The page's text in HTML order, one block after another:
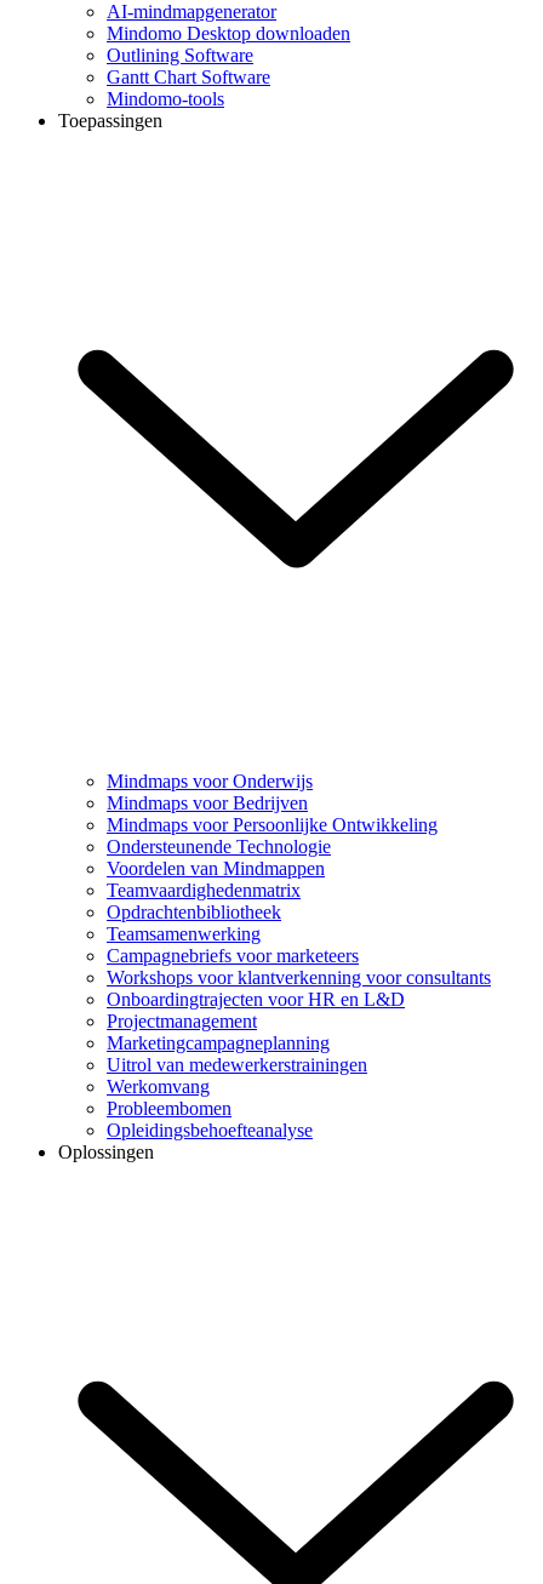
AI-mindmapgenerator
Mindomo Desktop downloaden
Outlining Software
Gantt Chart Software
Mindomo-tools
Toepassingen
Mindmaps voor Onderwijs
Mindmaps voor Bedrijven
Mindmaps voor Persoonlijke Ontwikkeling
Ondersteunende Technologie
Voordelen van Mindmappen
Teamvaardighedenmatrix
Opdrachtenbibliotheek
Teamsamenwerking
Campagnebriefs voor marketeers
Workshops voor klantverkenning voor consultants
Onboardingtrajecten voor HR en L&D
Projectmanagement
Marketingcampagneplanning
Uitrol van medewerkerstrainingen
Werkomvang
Probleembomen
Opleidingsbehoefteanalyse
Oplossingen